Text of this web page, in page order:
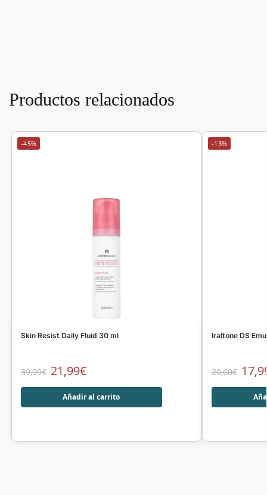
Productos relacionados
-45%
Skin Resist Daily Fluid 30 ml
39,99€ 21,99€
Añadir al carrito
-13%
Iraltone DS
20,60€